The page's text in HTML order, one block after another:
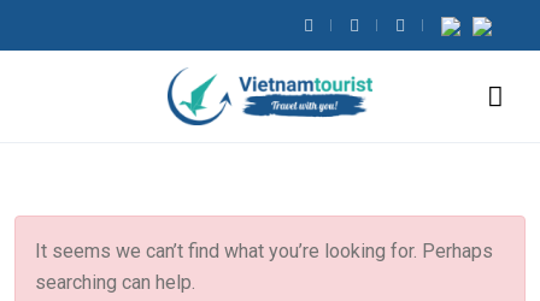
It seems we can’t find what you’re looking for. Perhaps
searching can help.